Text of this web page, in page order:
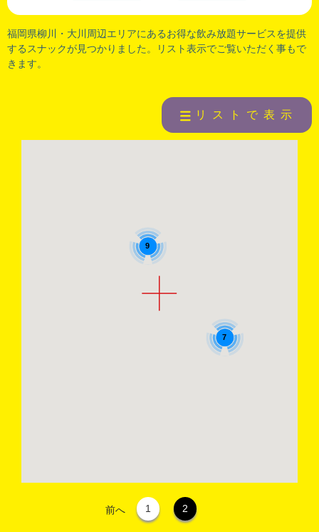
福岡県柳川 ・ 大川周辺 エリアにあるお得な飲み放題サービスを提供
するスナックが見つかりました。リスト表示でご覧いただく事もで
きます。
リストで表示
7
9
前へ 1 2